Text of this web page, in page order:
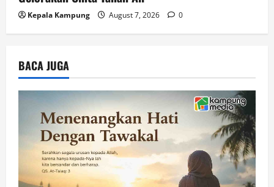
Kepala Kampung August 7, 2026 0
BACA JUGA